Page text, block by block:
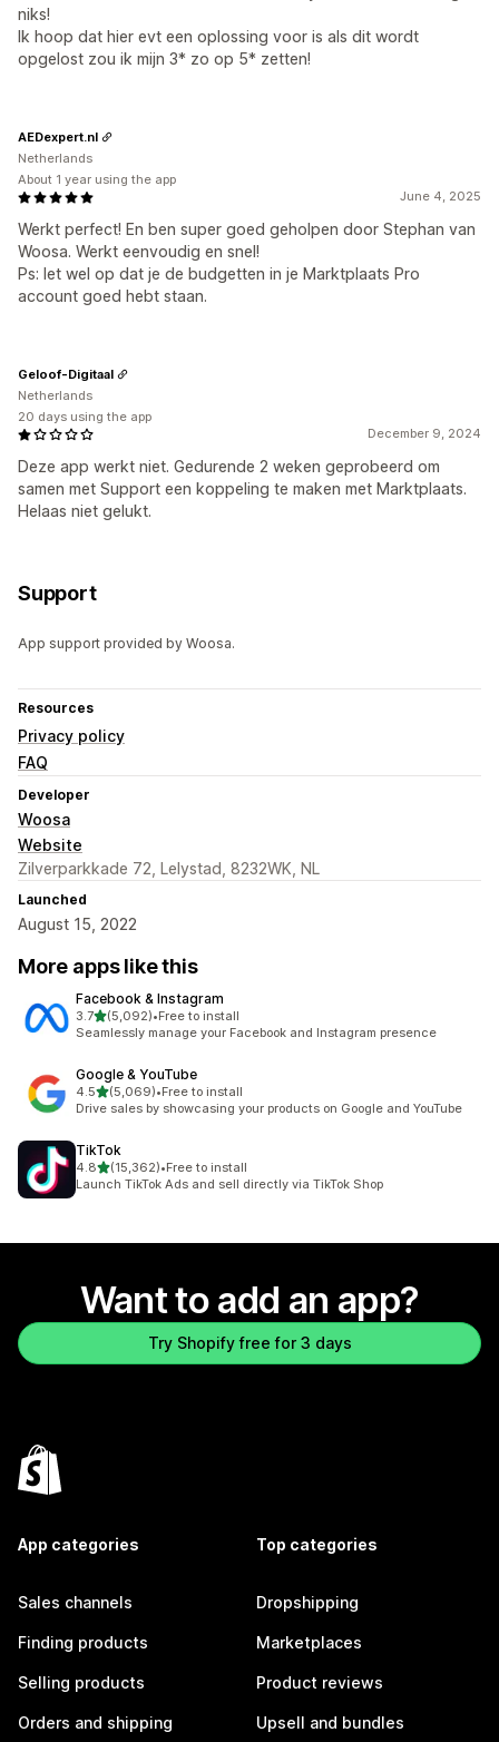
niks!
Ik hoop dat hier evt een oplossing voor is als dit wordt
opgelost zou ik mijn 3* zo op 5* zetten!
June 4, 2025
Werkt perfect! En ben super goed geholpen door Stephan van
Woosa. Werkt eenvoudig en snel!
Ps: let wel op dat je de budgetten in je Marktplaats Pro
account goed hebt staan.
AEDexpert.nl
Netherlands
About 1 year using the app
December 9, 2024
Deze app werkt niet. Gedurende 2 weken geprobeerd om
samen met Support een koppeling te maken met Marktplaats.
Helaas niet gelukt.
Geloof-Digitaal
Netherlands
20 days using the app
Support
App support provided by Woosa.
Resources
Privacy policy
FAQ
Developer
Woosa
Website
Zilverparkkade 72, Lelystad, 8232WK, NL
Launched
August 15, 2022
More apps like this
Facebook & Instagram
3.7out of 5 stars
(5,092)
5092 total reviews
•Free to install
Seamlessly manage your Facebook and Instagram presence
Google & YouTube
4.5out of 5 stars
(5,069)
5069 total reviews
•Free to install
Drive sales by showcasing your products on Google and YouTube
TikTok
4.8out of 5 stars
(15,362)
15362 total reviews
•Free to install
Launch TikTok Ads and sell directly via TikTok Shop
Want to add an app?
Try Shopify free for 3 days
App categories
Sales channels
Finding products
Selling products
Orders and shipping
Top categories
Dropshipping
Marketplaces
Product reviews
Upsell and bundles